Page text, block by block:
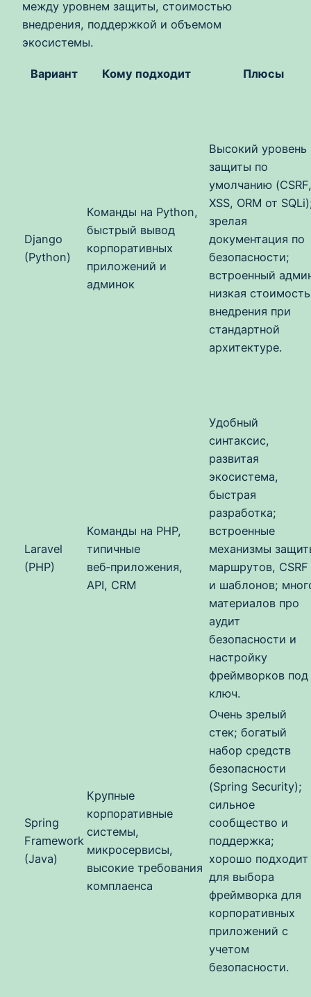
между уровнем защиты, стоимостью
внедрения, поддержкой и объемом
экосистемы.
Вариант Кому подходит Плюсы
Django
(Python)
Команды на Python,
быстрый вывод
корпоративных
приложений и
админок
Высокий уровень
защиты по
умолчанию (CSRF,
XSS, ORM от
зрелая
документация по
безопасности;
встроенный
низкая стоимость
внедрения при
стандартной
архитектуре.
Laravel
(PHP)
Команды на PHP,
типичные
веб‑приложения,
API, CRM
Удобный
синтаксис,
развитая
экосистема,
быстрая
разработка;
встроенные
механизмы
маршрутов, CSRF
и шаблонов;
материалов про
аудит
безопасности и
настройку
фреймворков под
ключ.
Spring
Framework
(Java)
Крупные
корпоративные
системы,
микросервисы,
высокие требования
комплаенса
Очень зрелый
стек; богатый
набор средств
безопасности
(Spring Security);
сильное
сообщество и
поддержка;
хорошо подходит
для выбора
фреймворка для
корпоративных
приложений с
учетом
безопасности.